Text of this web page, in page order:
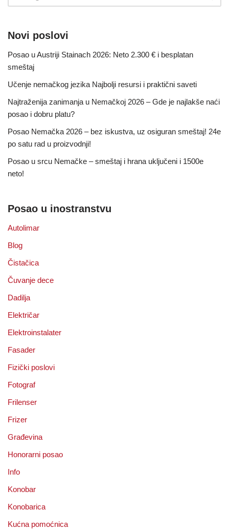
Novi poslovi
Posao u Austriji Stainach 2026: Neto 2.300 € i besplatan
smeštaj
Učenje nemačkog jezika Najbolji resursi i praktični saveti
Najtraženija zanimanja u Nemačkoj 2026 – Gde je najlakše naći
posao i dobru platu?
Posao Nemačka 2026 – bez iskustva, uz osiguran smeštaj! 24e
po satu rad u proizvodnji!
Posao u srcu Nemačke – smeštaj i hrana uključeni i 1500e
neto!
Posao u inostranstvu
Autolimar
Blog
Čistačica
Čuvanje dece
Dadilja
Električar
Elektroinstalater
Fasader
Fizički poslovi
Fotograf
Frilenser
Frizer
Građevina
Honorarni posao
Info
Konobar
Konobarica
Kućna pomoćnica